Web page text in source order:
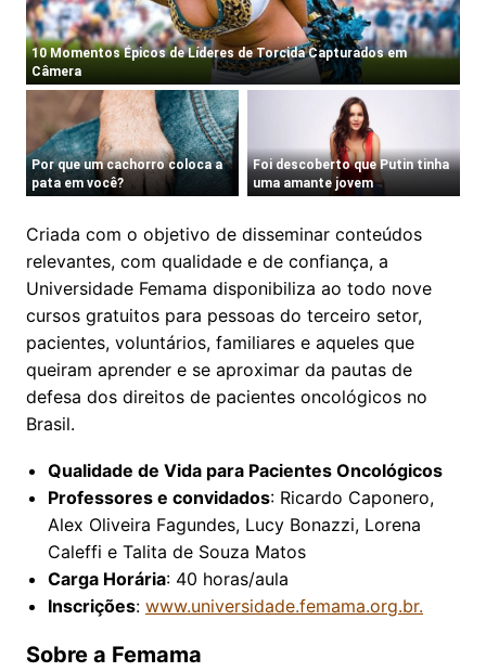
Criada com o objetivo de disseminar conteúdos
relevantes, com qualidade e de confiança, a
Universidade Femama disponibiliza ao todo nove
cursos gratuitos para pessoas do terceiro setor,
pacientes, voluntários, familiares e aqueles que
queiram aprender e se aproximar da pautas de
defesa dos direitos de pacientes oncológicos no
Brasil.
Qualidade de Vida para Pacientes Oncológicos
Professores e convidados: Ricardo Caponero,
Alex Oliveira Fagundes, Lucy Bonazzi, Lorena
Caleffi e Talita de Souza Matos
Carga Horária: 40 horas/aula
Inscrições: www.universidade.femama.org.br.
Sobre a Femama